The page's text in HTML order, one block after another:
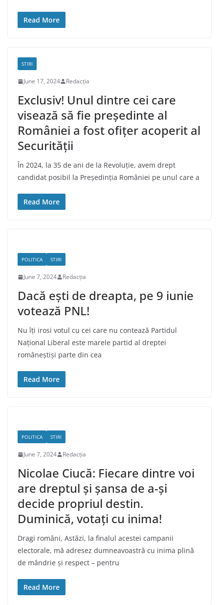
Read More
STIRI
June 17, 2024 Redacția
Exclusiv! Unul dintre cei care
visează să fie președinte al
României a fost ofițer acoperit al
Securității
În 2024, la 35 de ani de la Revoluție, avem drept
candidat posibil la Președinția României pe unul care a
Read More
POLITICA STIRI
June 7, 2024 Redacția
Dacă ești de dreapta, pe 9 iunie
votează PNL!
Nu îți irosi votul cu cei care nu contează Partidul
Național Liberal este marele partid al dreptei
româneștiși parte din cea
Read More
POLITICA STIRI
June 7, 2024 Redacția
Nicolae Ciucă: Fiecare dintre voi
are dreptul și șansa de a-și
decide propriul destin.
Duminică, votați cu inima!
Dragi români, Astăzi, la finalul acestei campanii
electorale, mă adresez dumneavoastră cu inima plină
de mândrie și respect – pentru
Read More